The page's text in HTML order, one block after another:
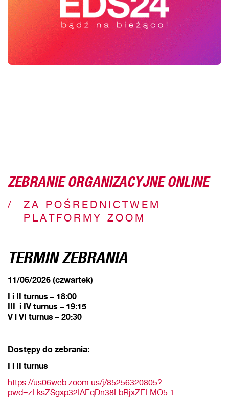
ZEBRANIE ORGANIZACYJNE ONLINE
ZA POŚREDNICTWEM
PLATFORMY ZOOM
TERMIN ZEBRANIA
11/06/2026 (czwartek)
I i II turnus – 18:00
III i IV turnus – 19:15
V i VI turnus – 20:30
Dostępy do zebrania:
I i II turnus
https://us06web.zoom.us/j/85256320805?
pwd=zLksZSgxp32IAEqDn38LbRjxZELMO5.1